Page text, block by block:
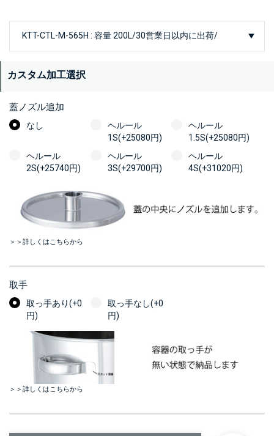
カスタム加工選択
蓋ノズル追加
なし
ヘルール
1S(+25080円)
ヘルール
1.5S(+25080円)
ヘルール
2S(+25740円)
ヘルール
3S(+29700円)
ヘルール
4S(+31020円)
＞＞詳しくはこちらから
取手
取っ手あり(+0
円)
取っ手なし(+0
円)
＞＞詳しくはこちらから